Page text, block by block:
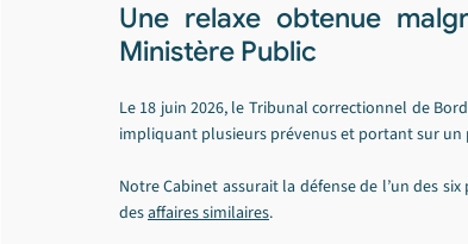
Une relaxe obtenue
Ministère Public
Le 18 juin 2026, le Tribunal correctionnel de
impliquant plusieurs prévenus et portant sur un
Notre Cabinet assurait la défense de l’un des
des affaires similaires.